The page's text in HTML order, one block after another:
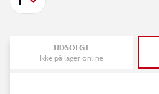
UDSOLGT
Ikke på lager online